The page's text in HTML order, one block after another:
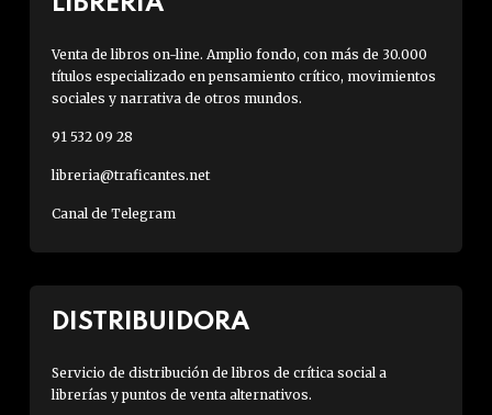
Venta de libros on-line. Amplio fondo, con más de 30.000
títulos especializado en pensamiento crítico, movimientos
sociales y narrativa de otros mundos.
91 532 09 28
libreria@traficantes.net
Canal de Telegram
DISTRIBUIDORA
Servicio de distribución de libros de crítica social a
librerías y puntos de venta alternativos.